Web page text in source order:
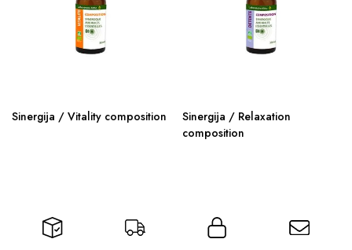
Sinergija / Vitality composition
Sinergija / Relaxation
composition